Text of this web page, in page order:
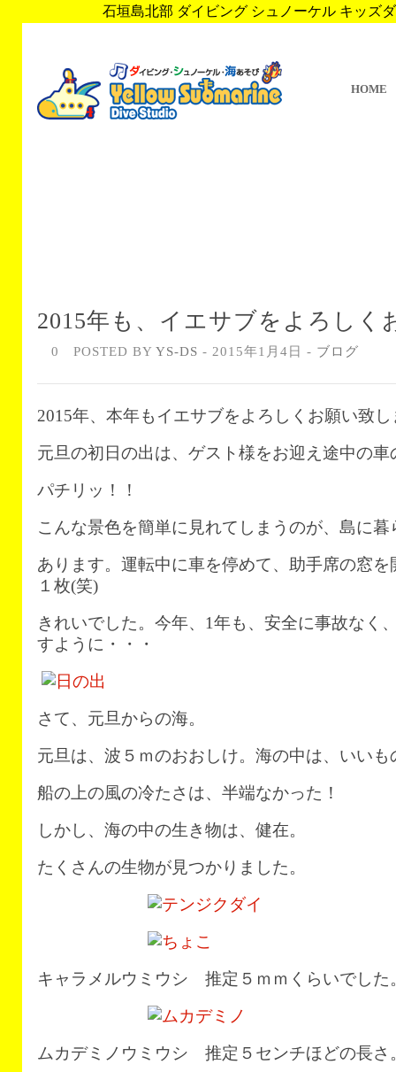
石垣島北部 ダイビング シュノーケル キッズ
HOME
2015年も、イエサブをよろしく
0 POSTED BY YS-DS - 2015年1月4日 - ブログ
2015年、本年もイエサブをよろしくお願い致
元旦の初日の出は、ゲスト様をお迎え途中の車
パチリッ！！
こんな景色を簡単に見れてしまうのが、島に
あります。運転中に車を停めて、助手席の窓
１枚(笑)
きれいでした。今年、1年も、安全に事故なく
すように・・・
さて、元旦からの海。
元旦は、波５ｍのおおしけ。海の中は、いいも
船の上の風の冷たさは、半端なかった！
しかし、海の中の生き物は、健在。
たくさんの生物が見つかりました。
キャラメルウミウシ 推定５ｍｍくらいでした
ムカデミノウミウシ 推定５センチほどの長さ